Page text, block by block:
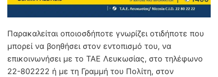
Παρακαλείται οποιοσδήποτε γνωρίζει οτιδήποτε που
μπορεί να βοηθήσει στον εντοπισμό του, να
επικοινωνήσει με το ΤΑΕ Λευκωσίας, στο τηλέφωνο
22-802222 ή με τη Γραμμή του Πολίτη, στον